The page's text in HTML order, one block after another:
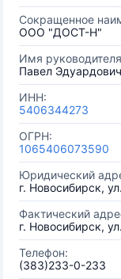
Сокращенное
ООО "ДОСТ-Н"
Имя
Павел
ИНН:
5406344273
ОГРН:
1065406073590
Юридический
г. Новосибирск,
Фактический
г. Новосибирск,
Телефон:
(383)233-0-233